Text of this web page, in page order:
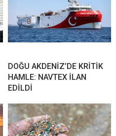
DOĞU AKDENİZ’DE KRİTİK
HAMLE: NAVTEX İLAN
EDİLDİ